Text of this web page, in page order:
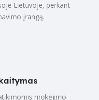
Lietuvoje, perkant
įrangą.
mokėjimo